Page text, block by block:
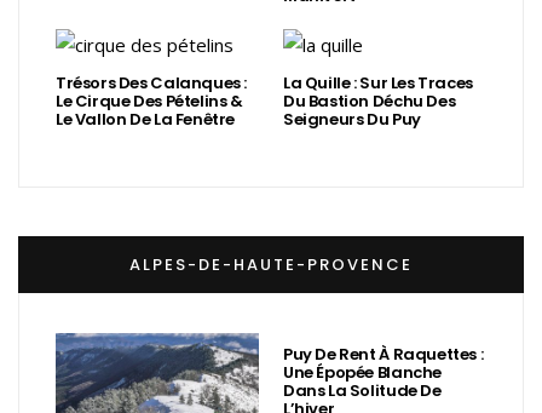
Trésors Des Calanques :
Le Cirque Des Pételins &
Le Vallon De La Fenêtre
La Quille : Sur Les Traces
Du Bastion Déchu Des
Seigneurs Du Puy
ALPES-DE-HAUTE-PROVENCE
Puy De Rent À Raquettes :
Une Épopée Blanche
Dans La Solitude De
L’hiver